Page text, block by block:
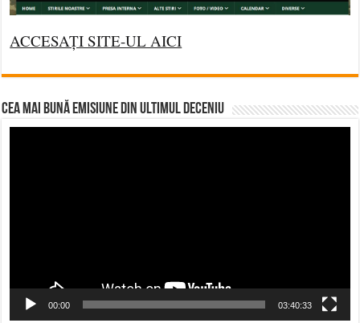
ACCESAȚI SITE-UL AICI
CEA MAI BUNĂ EMISIUNE DIN ULTIMUL DECENIU
00:00 03:40:33